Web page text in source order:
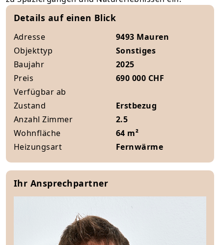
Details auf einen Blick
Adresse
9493 Mauren
Objekttyp
Sonstiges
Baujahr
2025
Preis
690 000 CHF
Verfügbar ab
Zustand
Erstbezug
Anzahl Zimmer
2.5
Wohnfläche
64 m²
Heizungsart
Fernwärme
Ihr Ansprechpartner